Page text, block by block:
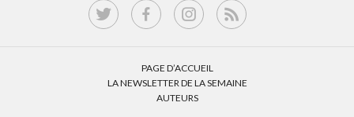
PAGE D’ACCUEIL
LA NEWSLETTER DE LA SEMAINE
AUTEURS